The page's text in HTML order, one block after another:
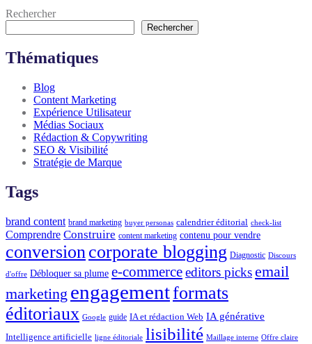
Rechercher
Rechercher
Thématiques
Blog
Content Marketing
Expérience Utilisateur
Médias Sociaux
Rédaction & Copywriting
SEO & Visibilité
Stratégie de Marque
Tags
brand content brand marketing buyer personas calendrier éditorial check-list
Comprendre Construire content marketing contenu pour vendre
conversioncorporate blogging Diagnostic Discours
d'offre Débloquer sa plume e-commerceeditors picksemail
marketing engagementformats
éditoriaux Google guide IA et rédaction Web IA générative
Intelligence artificielle ligne éditoriale lisibilité Maillage interne Offre claire